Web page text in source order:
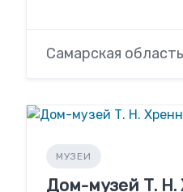
Самарская область
МУЗЕИ
Дом-музей Т. Н.